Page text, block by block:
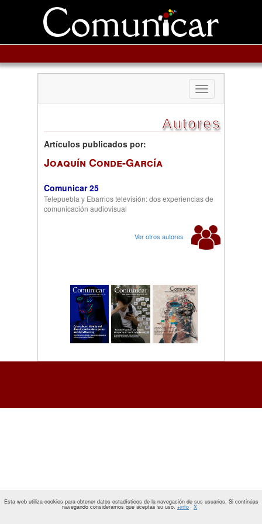
Toggle
navigation
Autores
Artículos publicados por:
Joaquín Conde-García
Comunicar 25
Telepuebla y Ebarrios televisión: dos experiencias de
comunicación audiovisual
Ver otros autores
Esta web utiliza cookies para obtener datos estadísticos de la navegación de sus usuarios. Si continúas
navegando consideramos que aceptas su uso. +info X